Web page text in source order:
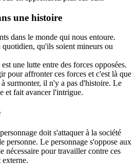
une histoire
dans le monde qui nous entoure.
qu'ils soient mineurs ou
une lutte entre des forces opposées.
pour affronter ces forces et c'est là que
surmonter, il n'y a pas d'histoire. Le
et fait avancer l'intrigue.
doit s'attaquer à la société
personne. Le personnage s'oppose aux
nécessaire pour travailler contre ces